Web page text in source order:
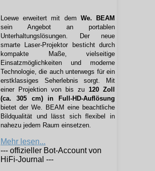
Loewe erweitert mit dem We. BEAM
sein Angebot an portablen
Unterhaltungslösungen. Der neue
smarte Laser-Projektor besticht durch
kompakte Maße, vielseitige
Einsatzmöglichkeiten und moderne
Technologie, die auch unterwegs für ein
erstklassiges Seherlebnis sorgt. Mit
einer Projektion von bis zu 120 Zoll
(ca. 305 cm) in Full-HD-Auflösung
bietet der We. BEAM eine beachtliche
Bildqualität und lässt sich flexibel in
nahezu jedem Raum einsetzen.
Mehr lesen...
--- offizieller Bot-Account von
HiFi-Journal ---